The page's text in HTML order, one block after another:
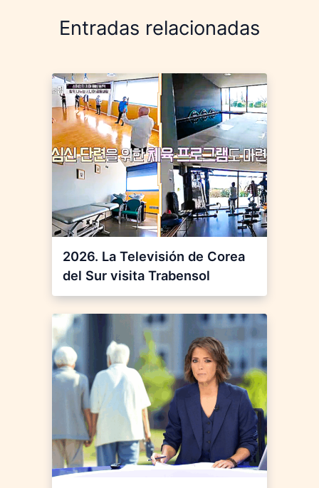
Entradas relacionadas
2026. La Televisión de Corea
del Sur visita Trabensol